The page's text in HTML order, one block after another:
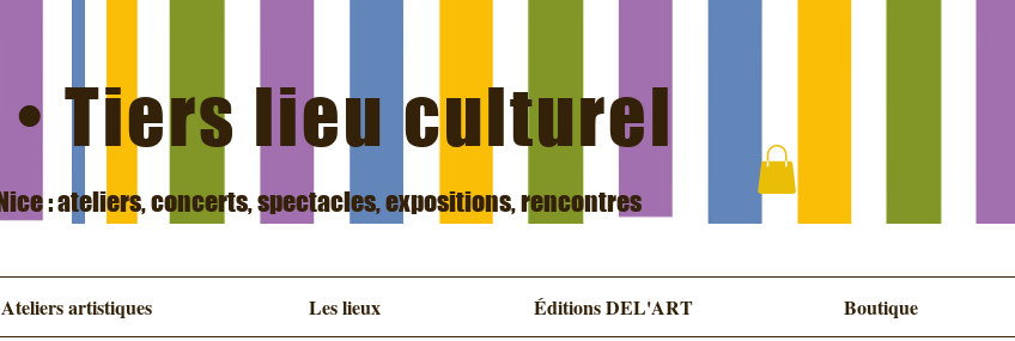
• Tiers lieu culturel
: ateliers, concerts, spectacles, expositions, rencontres
Ateliers artistiques Les lieux Éditions DEL'ART Boutique